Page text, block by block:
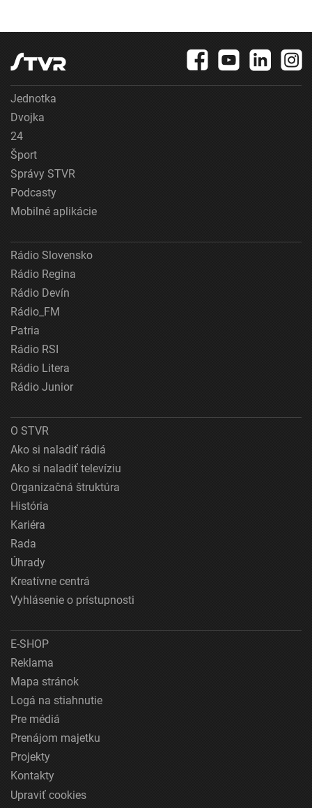
Jednotka
Dvojka
24
Šport
Správy STVR
Podcasty
Mobilné aplikácie
Rádio Slovensko
Rádio Regina
Rádio Devín
Rádio_FM
Patria
Rádio RSI
Rádio Litera
Rádio Junior
O STVR
Ako si naladiť rádiá
Ako si naladiť televíziu
Organizačná štruktúra
História
Kariéra
Rada
Úhrady
Kreatívne centrá
Vyhlásenie o prístupnosti
E-SHOP
Reklama
Mapa stránok
Logá na stiahnutie
Pre médiá
Prenájom majetku
Projekty
Kontakty
Upraviť cookies